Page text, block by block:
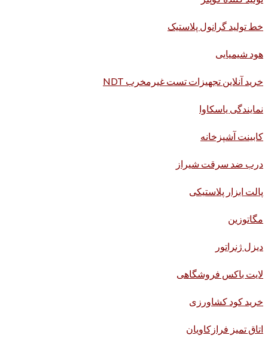
خط تولید گرانول پلاستیک
هود شیمیایی
خرید آنلاین تجهیزات تست غیرمخرب NDT
نمایندگی یاسکاوا
کابینت آشپزخانه
درب ضد سرقت شیراز
پالت ابزار پلاستیکی
مگاتوزین
دیزل ژنراتور
لایت باکس فروشگاهی
خرید کود کشاورزی
اتاق تمیز فرازکاویان